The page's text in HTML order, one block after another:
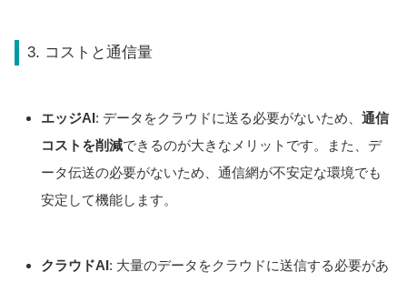
3. コストと通信量
エッジAI: データをクラウドに送る必要がないため、 通信
コストを削減できるのが大きなメリットです。また、デ
ータ伝送の必要がないため、通信網が不安定な環境でも
安定して機能します。
クラウドAI: 大量のデータをクラウドに送信する必要があ